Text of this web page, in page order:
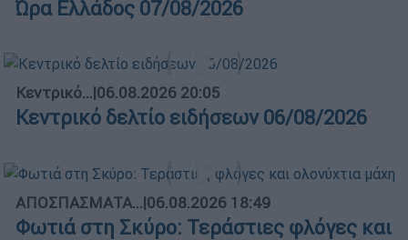
Ώρα Ελλάδος 07/08/2026
Κεντρικό...|06.08.2026 20:05
Κεντρικό δελτίο ειδήσεων 06/08/2026
ΑΠΟΣΠΑΣΜΑΤΑ...|06.08.2026 18:49
Φωτιά στη Σκύρο: Τεράστιες φλόγες και